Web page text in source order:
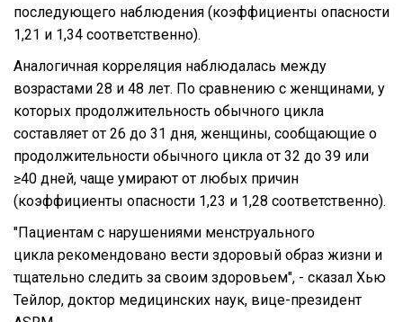
последующего наблюдения (коэффициенты опасности
1,21 и 1,34 соответственно).
Аналогичная корреляция наблюдалась между
возрастами 28 и 48 лет. По сравнению с женщинами, у
которых продолжительность обычного цикла
составляет от 26 до 31 дня, женщины, сообщающие о
продолжительности обычного цикла от 32 до 39 или
≥40 дней, чаще умирают от любых причин
(коэффициенты опасности 1,23 и 1,28 соответственно).
"Пациентам с нарушениями менструального
цикла рекомендовано вести здоровый образ жизни и
тщательно следить за своим здоровьем", - сказал Хью
Тейлор, доктор медицинских наук, вице-президент